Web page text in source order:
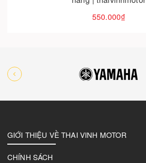
550.000₫
GIỚI THIỆU VỀ THAI VINH MOTOR
CHÍNH SÁCH